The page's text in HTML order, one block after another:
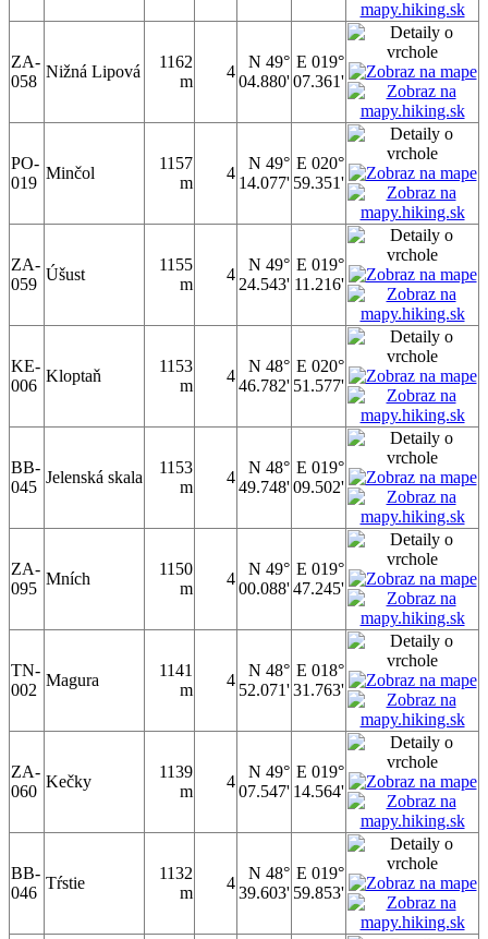
ZA-
058
Nižná Lipová
1162
m
4
N 49°
04.880'
E 019°
07.361'
PO-
019
Minčol
1157
m
4
N 49°
14.077'
E 020°
59.351'
ZA-
059
Úšust
1155
m
4
N 49°
24.543'
E 019°
11.216'
KE-
006
Kloptaň
1153
m
4
N 48°
46.782'
E 020°
51.577'
BB-
045
Jelenská skala
1153
m
4
N 48°
49.748'
E 019°
09.502'
ZA-
095
Mních
1150
m
4
N 49°
00.088'
E 019°
47.245'
TN-
002
Magura
1141
m
4
N 48°
52.071'
E 018°
31.763'
ZA-
060
Kečky
1139
m
4
N 49°
07.547'
E 019°
14.564'
BB-
046
Tŕstie
1132
m
4
N 48°
39.603'
E 019°
59.853'